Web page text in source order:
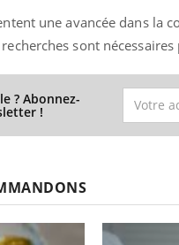
une avancée dans la
sont
? Abonnez-
!